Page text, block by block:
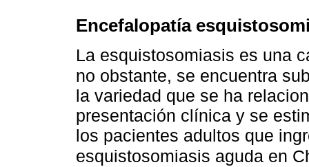
Encefalopatía
La esquistosomiasis es una
no obstante, se encuentra
la variedad que se ha
presentación clínica y se
los pacientes adultos que
esquistosomiasis aguda en